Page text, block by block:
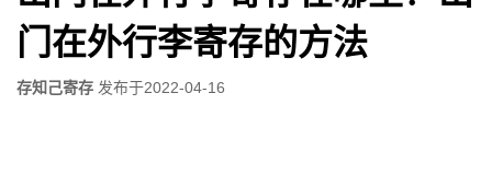
门在外行李寄存的方法
存知己寄存 发布于2022-04-16